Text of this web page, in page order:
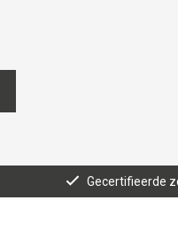
Gecertifieerde